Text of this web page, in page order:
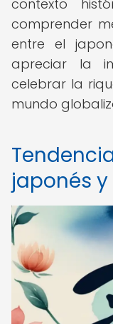
contexto
comprender
entre el
apreciar la
celebrar la
mundo
japonés